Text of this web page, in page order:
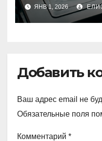
недоліки
ЯНВ 1, 2026
Добавить
Ваш адрес email не
Обязательные поля
Комментарий *